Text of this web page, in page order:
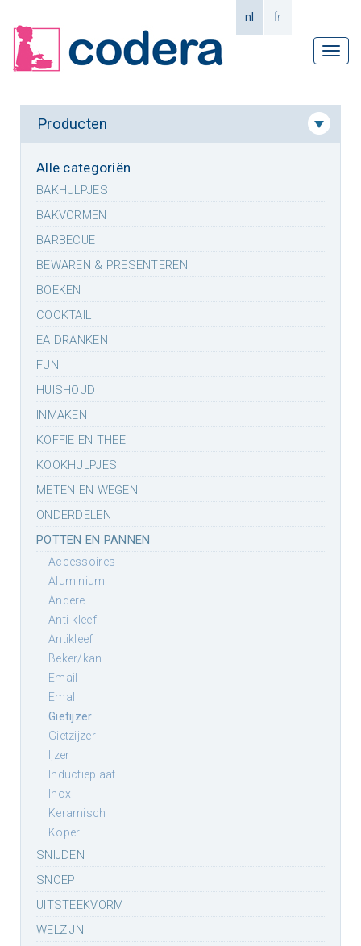
nl fr
Producten
Alle categoriën
BAKHULPJES
BAKVORMEN
BARBECUE
BEWAREN & PRESENTEREN
BOEKEN
COCKTAIL
EA DRANKEN
FUN
HUISHOUD
INMAKEN
KOFFIE EN THEE
KOOKHULPJES
METEN EN WEGEN
ONDERDELEN
POTTEN EN PANNEN
accessoires
aluminium
andere
anti-kleef
antikleef
beker/kan
email
emal
gietijzer
gietzijzer
ijzer
inductieplaat
inox
keramisch
koper
SNIJDEN
SNOEP
UITSTEEKVORM
WELZIJN